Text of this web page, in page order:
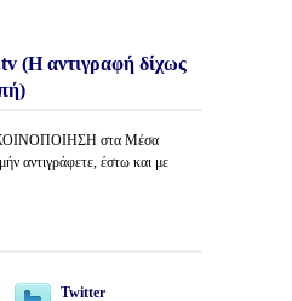
(Η αντιγραφή δίχως
ΚΟΙΝΟΠΟΙΗΣΗ στα Μέσα
αντιγράφετε, έστω και με
Twitter